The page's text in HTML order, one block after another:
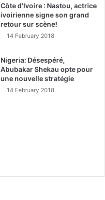
Côte d’Ivoire : Nastou, actrice
ivoirienne signe son grand
retour sur scène!
14 February 2018
Nigeria: Désespéré,
Abubakar Shekau opte pour
une nouvelle stratégie
14 February 2018